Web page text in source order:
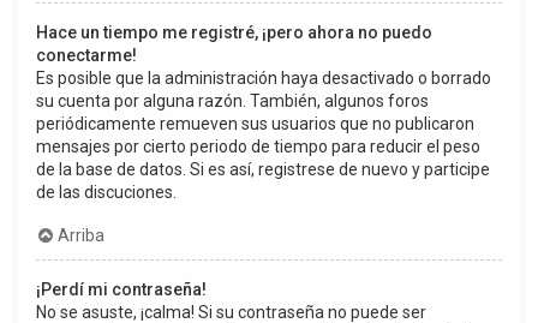
Hace un tiempo me registré, ¡pero ahora no puedo
conectarme!
Es posible que la administración haya desactivado o borrado
su cuenta por alguna razón. También, algunos foros
periódicamente remueven sus usuarios que no publicaron
mensajes por cierto periodo de tiempo para reducir el peso
de la base de datos. Si es así, registrese de nuevo y participe
de las discuciones.
Arriba
¡Perdí mi contraseña!
No se asuste, ¡calma! Si su contraseña no puede ser